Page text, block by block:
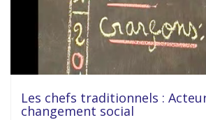
Les chefs traditionnels :
changement social